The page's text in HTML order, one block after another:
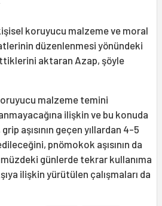
koruyucu malzeme ve moral
düzenlenmesi yönündeki
aktaran Azap, şöyle
malzeme temini
ilişkin ve bu konuda
aşısının geçen yıllardan 4-5
pnömokok aşısının da
günlerde tekrar kullanıma
ilişkin yürütülen çalışmaları da